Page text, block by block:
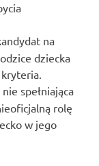
na
dziecka
kryteria.
spełniająca
rolę
w jego